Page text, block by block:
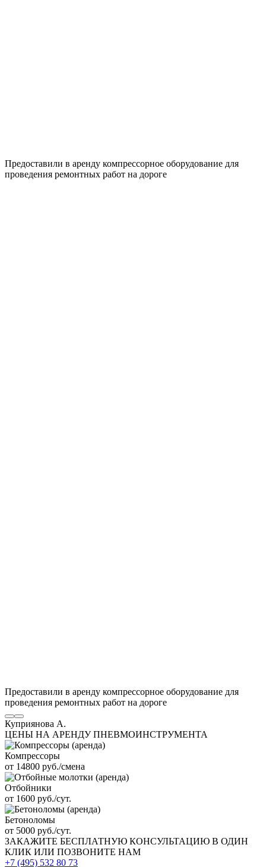
Предоставили в аренду компрессорное оборудование для
проведения ремонтных работ на дороге
Предоставили в аренду компрессорное оборудование для
проведения ремонтных работ на дороге
Куприянова А.
ЦЕНЫ НА АРЕНДУ ПНЕВМОИНСТРУМЕНТА
Компрессоры
от 14800 руб./смена
Отбойники
от 1600 руб./сут.
Бетоноломы
от 5000 руб./сут.
ЗАКАЖИТЕ БЕСПЛАТНУЮ КОНСУЛЬТАЦИЮ В ОДИН
КЛИК ИЛИ ПОЗВОНИТЕ НАМ
+7 (495) 532 80 73